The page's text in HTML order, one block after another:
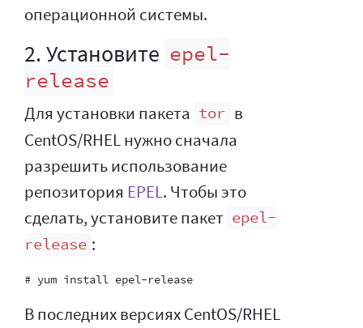
операционной системы.
2. Установите epel-
release
Для установки пакета tor в
CentOS/RHEL нужно сначала
разрешить использование
репозитория EPEL. Чтобы это
сделать, установите пакет epel-
release :
В последних версиях CentOS/RHEL